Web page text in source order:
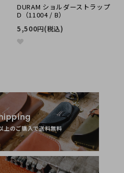
いっと広げると入りやすくな
高なのですが。
入りやすくなるとは思います
ん大きくなってますしと少し
き誠にありがとうございます！
で、とても嬉しいです。
年変化、お手入れも楽しまれて
、貴重なご意見をいただきあり
いただきます。
DURAM ショルダーストラップ
D（11004 / B）
5,500円(税込)
上のご購入で送料無料